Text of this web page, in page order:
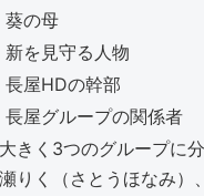
葵の母
新を見守る人物
長屋HDの幹部
長屋グループの関係者
きく3つのグループに
りく（さとうほなみ